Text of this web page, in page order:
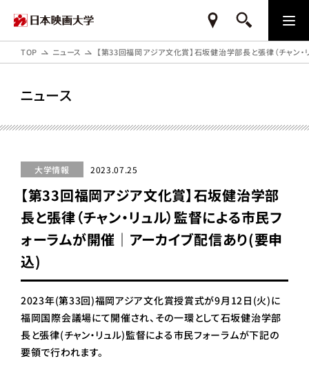
TOP ニュース 【第33回福岡アジア文化賞】石坂健治学部長と張律（チャン
ニュース
大学情報 2023.07.25
【第33回福岡アジア文化賞】石坂健治学部
長と張律（チャン・リュル）監督による市民フ
ォーラムが開催｜アーカイブ配信あり(要申
込)
2023年(第33回)福岡アジア文化賞授賞式が9月12日(火)に
福岡国際会議場にて開催され、その一環として石坂健治学部
長と張律(チャン・リュル)監督による市民フォーラムが下記の
要領で行われます。